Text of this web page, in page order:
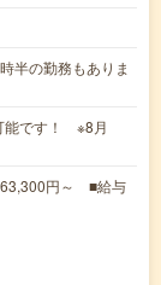
半の勤務もありま
能です！ ※8月
円～ ■給与